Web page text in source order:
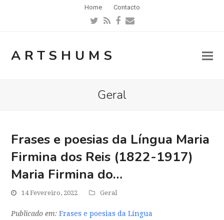
Home Contacto
Twitter
RSSFacebook
Email
ARTSHUMS
Geral
Frases e poesias da Língua Maria
Firmina dos Reis (1822-1917)
Maria Firmina do…
14 Fevereiro, 2022 Geral
Publicado em: Frases e poesias da Língua